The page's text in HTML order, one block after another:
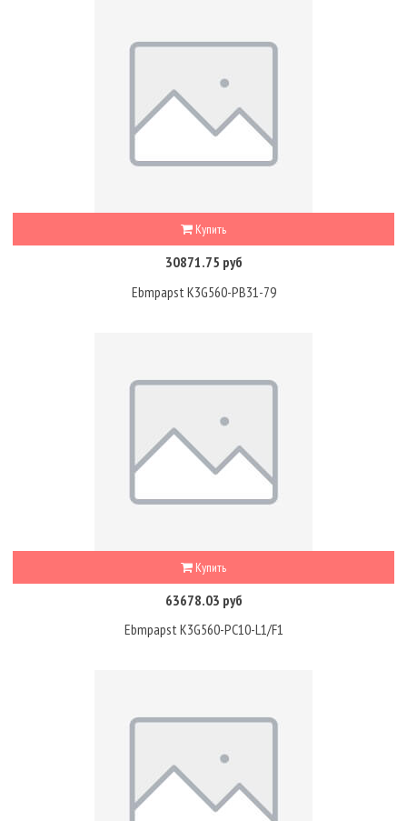
Купить
30871.75 руб
Ebmpapst K3G560-PB31-79
Купить
63678.03 руб
Ebmpapst K3G560-PC10-L1/F1